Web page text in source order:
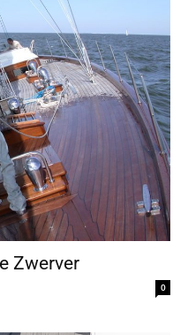
Zwerver
0